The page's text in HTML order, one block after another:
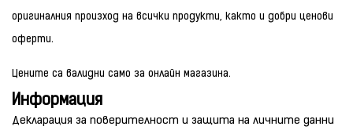
оригиналния произход на всички продукти, както и добри ценови
оферти.
Цените са валидни само за онлайн магазина.
Информация
Декларация за поверителност и защита на личните данни